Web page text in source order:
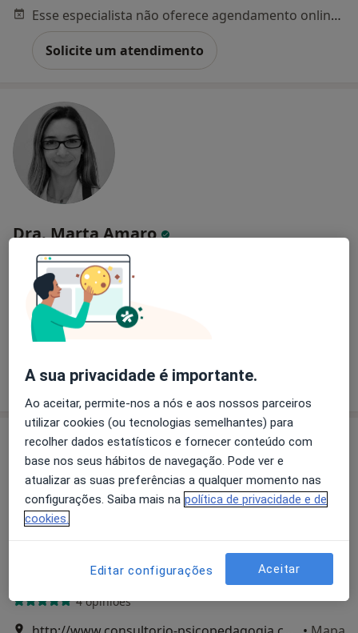
Esse especialista não oferece agendamento online para esse endereço.
Solicite um atendimento
Dra. Marta Amaro
Fisioterapeuta, Osteopata
4 opiniões
Rua Alexandre Herculano, 19 R/C, Lisboa
Consultório Privado
Solicite um atendimento
Prof. Ana Cardoso
Psicólogo, Especialista em saúde pública
4 opiniões
A sua privacidade é importante.
Ao aceitar, permite-nos a nós e aos nossos parceiros
utilizar cookies (ou tecnologias semelhantes) para
recolher dados estatísticos e fornecer conteúdo com
base nos seus hábitos de navegação. Pode ver e
atualizar as suas preferências a qualquer momento nas
configurações. Saiba mais na política de privacidade e de
cookies.
Editar configurações Aceitar